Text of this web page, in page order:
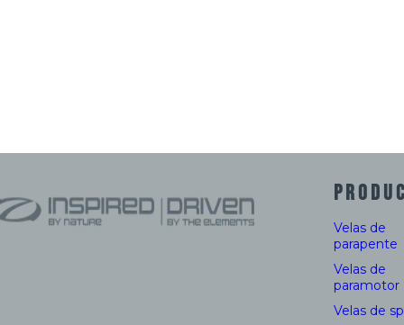
Velas de
parapente
Velas de
paramotor
Velas de